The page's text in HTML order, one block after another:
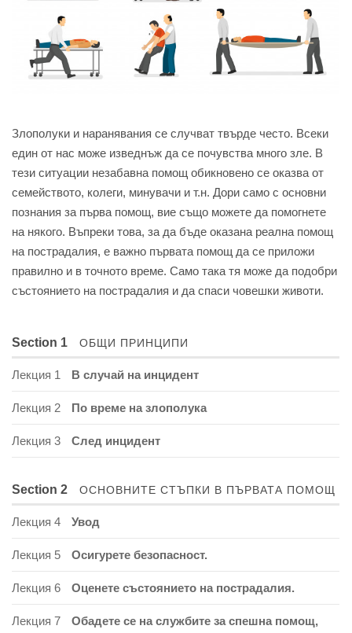
Злополуки и наранявания се случват твърде често. Всеки
един от нас може изведнъж да се почувства много зле. В
тези ситуации незабавна помощ обикновено се оказва от
семейството, колеги, минувачи и т.н. Дори само с основни
познания за първа помощ, вие също можете да помогнете
на някого. Въпреки това, за да бъде оказана реална помощ
на пострадалия, е важно първата помощ да се приложи
правилно и в точното време. Само така тя може да подобри
състоянието на пострадалия и да спаси човешки животи.
Section 1 ОБЩИ ПРИНЦИПИ
Лекция 1 В случай на инцидент
Лекция 2 По време на злополука
Лекция 3 След инцидент
Section 2 ОСНОВНИТЕ СТЪПКИ В ПЪРВАТА ПОМОЩ
Лекция 4 Увод
Лекция 5 Осигурете безопасност.
Лекция 6 Оценете състоянието на пострадалия.
Лекция 7
Обадете се на службите за спешна помощ,